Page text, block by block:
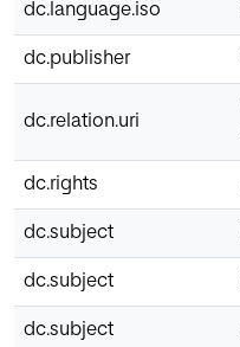
dc.language.iso
dc.publisher
dc.relation.uri
dc.rights
dc.subject
dc.subject
dc.subject